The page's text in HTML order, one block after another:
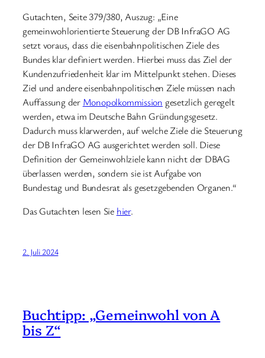
Gutachten, Seite 379/380, Auszug: „Eine
gemeinwohlorientierte Steuerung der DB InfraGO AG
setzt voraus, dass die eisenbahnpolitischen Ziele des
Bundes klar definiert werden. Hierbei muss das Ziel der
Kundenzufriedenheit klar im Mittelpunkt stehen. Dieses
Ziel und andere eisenbahnpolitischen Ziele müssen nach
Auffassung der Monopolkommission gesetzlich geregelt
werden, etwa im Deutsche Bahn Gründungsgesetz.
Dadurch muss klarwerden, auf welche Ziele die Steuerung
der DB InfraGO AG ausgerichtet werden soll. Diese
Definition der Gemeinwohlziele kann nicht der DBAG
überlassen werden, sondern sie ist Aufgabe von
Bundestag und Bundesrat als gesetzgebenden Organen.“
Das Gutachten lesen Sie hier.
2. Juli 2024
Buchtipp: „Gemeinwohl von A
bis Z“